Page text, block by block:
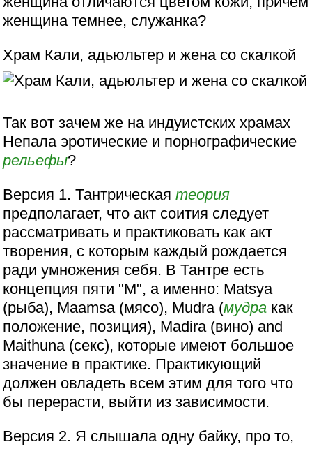
женщина темнее, служанка?
Храм Кали, адьюльтер и жена со скалкой
Так вот зачем же на индуистских храмах
Непала эротические и порнографические
рельефы?
Версия 1. Тантрическаятеория
предполагает, что акт соития следует
рассматривать и практиковать как акт
творения, с которым каждый рождается
ради умножения себя. В Тантре есть
концепция пяти "М", а именно: Matsya
(рыба), Maamsa (мясо), Mudra (мудра как
положение, позиция), Madira (вино) and
Maithuna (секс), которые имеют большое
значение в практике. Практикующий
должен овладеть всем этим для того что
бы перерасти, выйти из зависимости.
Версия 2. Я слышала одну байку, про то,